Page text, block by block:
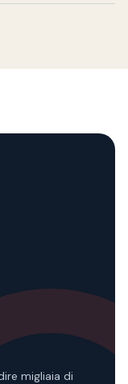
migliaia di